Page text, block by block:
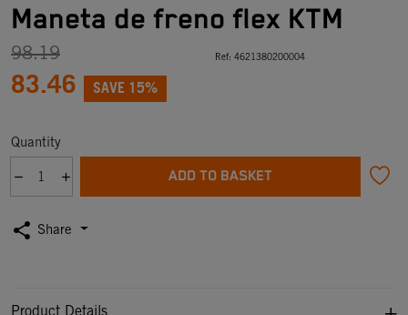
Maneta de freno flex KTM
98.19
83.46 SAVE 15%
Ref: 4621380200004
Quantity
ADD TO BASKET
share Share
Product Details